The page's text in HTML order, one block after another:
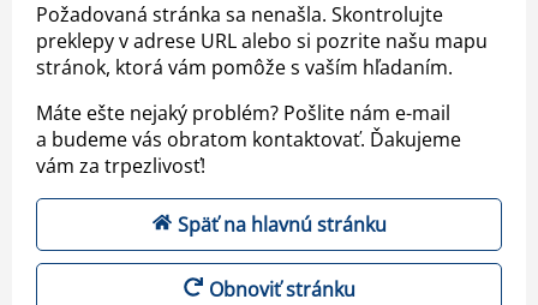
Požadovaná stránka sa nenašla. Skontrolujte
preklepy v adrese URL alebo si pozrite našu mapu
stránok, ktorá vám pomôže s vaším hľadaním.
Máte ešte nejaký problém? Pošlite nám e-mail
a budeme vás obratom kontaktovať. Ďakujeme
vám za trpezlivosť!
Späť na hlavnú stránku
Obnoviť stránku